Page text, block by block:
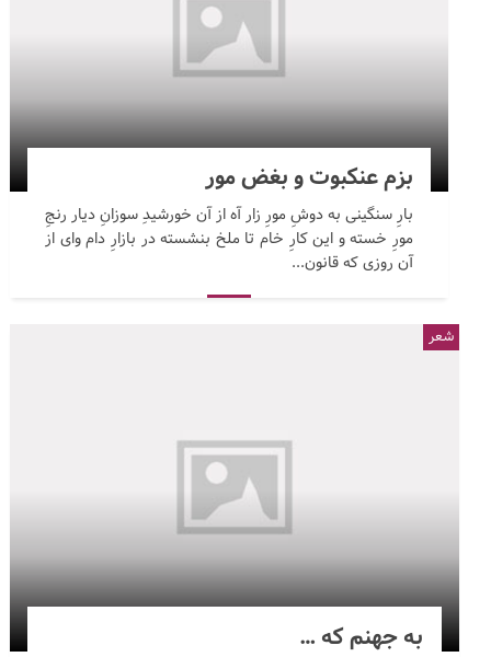
بزم عنکبوت و بغض مور
بارِ سنگینی به دوشِ مورِ زار آه از آن خورشیدِ سوزانِ دیار رنجِ
مورِ خسته و این کارِ خام تا ملخ بنشسته در بازارِ دام وای از
آن روزی که قانون...
به جهنم که …
شعر